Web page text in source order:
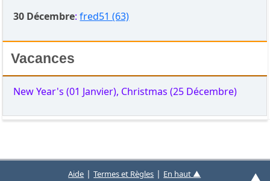
30 Décembre:fred51 (63)
Vacances
New Year's (01 Janvier), Christmas (25 Décembre)
Aide |Termes et Règles | En haut ▲